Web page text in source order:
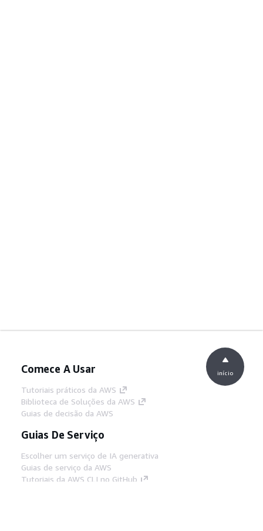
Comece A Usar
Tutoriais práticos da AWS
Biblioteca de Soluções da AWS
Guias de decisão da AWS
Guias De Serviço
Escolher um serviço de IA generativa
Guias de serviço da AWS
Tutoriais da AWS CLI no GitHub
início